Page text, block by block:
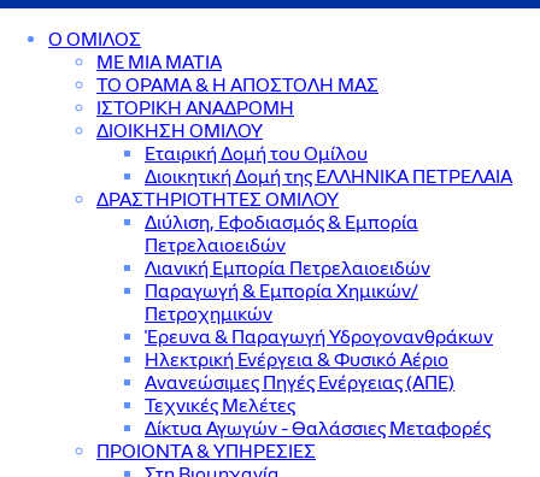
Ο ΟΜΙΛΟΣ
ΜΕ ΜΙΑ ΜΑΤΙΑ
ΤΟ ΟΡΑΜΑ & Η ΑΠΟΣΤΟΛΗ ΜΑΣ
ΙΣΤΟΡΙΚΗ ΑΝΑΔΡΟΜΗ
ΔΙΟΙΚΗΣΗ ΟΜΙΛΟΥ
Εταιρική Δομή του Ομίλου
Διοικητική Δομή της ΕΛΛΗΝΙΚΑ ΠΕΤΡΕΛΑΙΑ
ΔΡΑΣΤΗΡΙΟΤΗΤΕΣ ΟΜΙΛΟΥ
Διύλιση, Εφοδιασμός & Εμπορία
Πετρελαιοειδών
Λιανική Εμπορία Πετρελαιοειδών
Παραγωγή & Εμπορία Χημικών/
Πετροχημικών
Έρευνα & Παραγωγή Υδρογονανθράκων
Ηλεκτρική Ενέργεια & Φυσικό Αέριο
Ανανεώσιμες Πηγές Ενέργειας (ΑΠΕ)
Τεχνικές Μελέτες
Δίκτυα Αγωγών - Θαλάσσιες Μεταφορές
ΠΡΟΙΟΝΤΑ & YΠΗΡΕΣΙΕΣ